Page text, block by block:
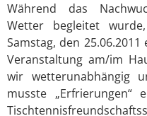
Während das
Wetter begleitet
Samstag, den 25.06.2011
Veranstaltung am/im
wir wetterunabhängig
musste „Erfrierungen“